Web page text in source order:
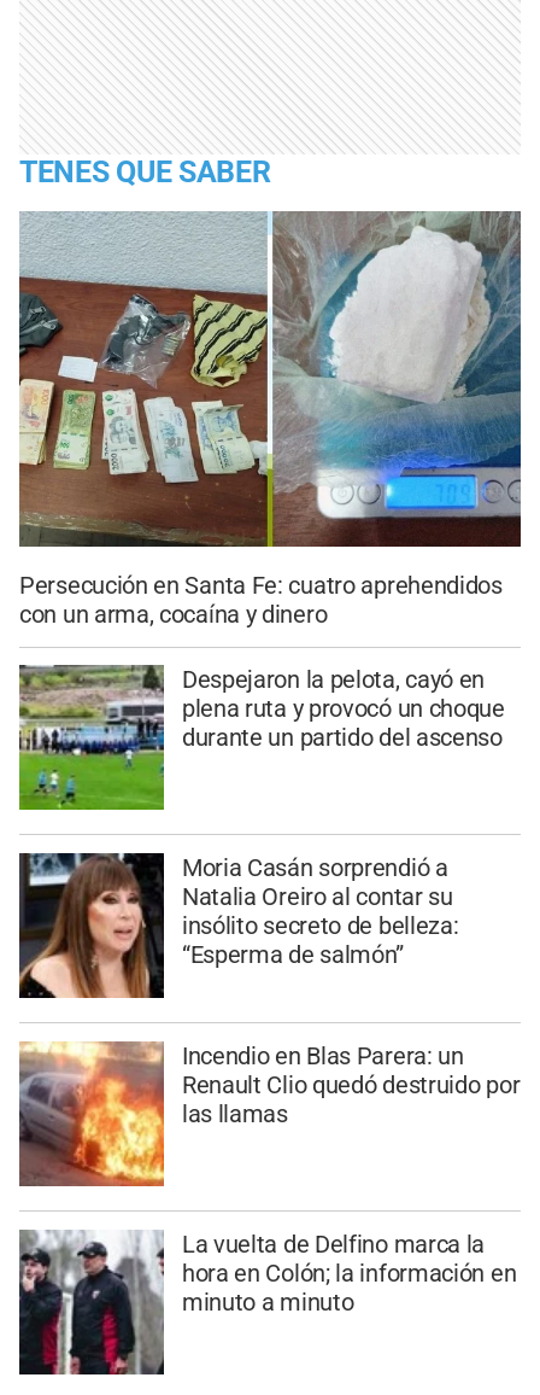
TENES QUE SABER
Persecución en Santa Fe: cuatro aprehendidos
con un arma, cocaína y dinero
Despejaron la pelota, cayó en
plena ruta y provocó un choque
durante un partido del ascenso
Moria Casán sorprendió a
Natalia Oreiro al contar su
insólito secreto de belleza:
“Esperma de salmón”
Incendio en Blas Parera: un
Renault Clio quedó destruido por
las llamas
La vuelta de Delfino marca la
hora en Colón; la información en
minuto a minuto